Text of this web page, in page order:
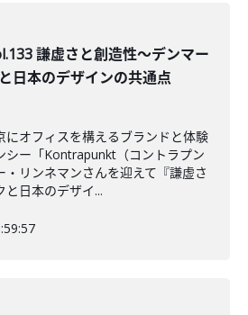
謙虚さと創造性～デンマー
日本のデザインの共通点
にオフィスを構えるブランドと体験
シー「Kontrapunkt（コントラプン
・リンネマンさんを迎えて『謙虚さ
と日本のデザイ...